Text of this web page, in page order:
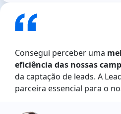
Consegui perceber uma
eficiência das nossas
da captação de leads. A
parceira essencial para o